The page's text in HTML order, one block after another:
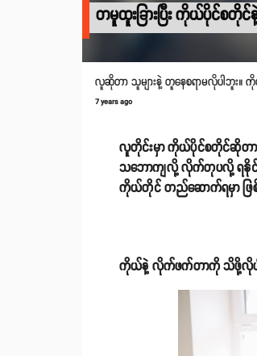
တမူထူးခြားပြီး ကိုယ်ပိုင်
လူဆိုတာ သူများနဲ့ တူနေစရာမလိုပါဘူး
7 years ago
လူတိုင်းမှာ ကိုယ်ပိုင်စတိုင်ဆိုတာ
သဘောကျလို့ လိုက်တုပလို့ ရနိုင်
ကိုယ်တိုင် တည်ဆောက်ရမှာ ဖ
ကိုယ်နဲ့ လိုက်ဖက်တာကို သိဖို့လို